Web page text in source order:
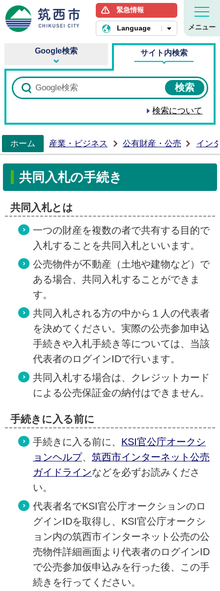
筑西市ホームページ
緊急情報
Language メニュー
Google検索 サイト内検索
検索について
ホーム
産業・ビジネス 公有財産・公売 イン
共同入札の手続き
共同入札とは
一つの財産を複数の者で共有する目的で
入札することを共同入札といいます。
公売物件が不動産（土地や建物など）で
ある場合、共同入札することができま
す。
共同入札される方の中から１人の代表者
を決めてください。実際の公売参加申込
手続きや入札手続き等については、当該
代表者のログインIDで行います。
共同入札する場合は、クレジットカード
による公売保証金の納付はできません。
手続きに入る前に
手続きに入る前に、 KSI官公庁オークシ
ョンヘルプ、 筑西市インターネット公売
ガイドラインなどを必ずお読みくださ
い。
代表者名でKSI官公庁オークションのロ
グインIDを取得し、KSI官公庁オークシ
ョン内の筑西市インターネット公売の公
売物件詳細画面より代表者のログインID
で公売参加仮申込みを行った後、この手
続きを行ってください。